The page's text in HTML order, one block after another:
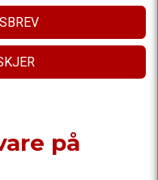
på